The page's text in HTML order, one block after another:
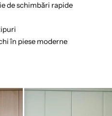
de schimbări rapide
în piese moderne